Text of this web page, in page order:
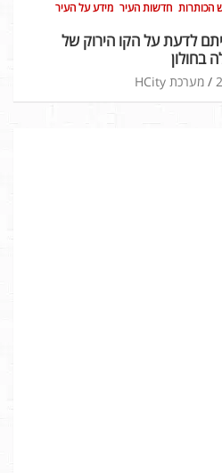
הכותרות חדשות העיר מידע על העיר
לדעת על הקו הירוק של
בחולון
מערכת HCity